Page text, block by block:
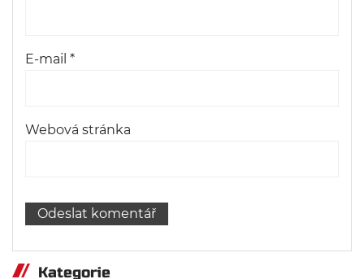
E-mail *
Webová stránka
Kategorie